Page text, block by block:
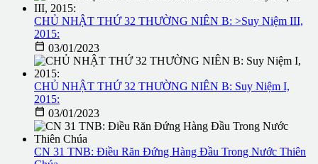
CHỦ NHẬT THỨ 32 THƯỜNG NIÊN B: >Suy Niệm III,
2015:
 03/01/2023
CHỦ NHẬT THỨ 32 THƯỜNG NIÊN B: Suy Niệm I,
2015:
 03/01/2023
CN 31 TNB: Điều Răn Đứng Hàng Đầu Trong Nước Thiên